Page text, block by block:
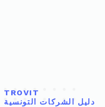
TROVIT
دليل الشركات التونسية